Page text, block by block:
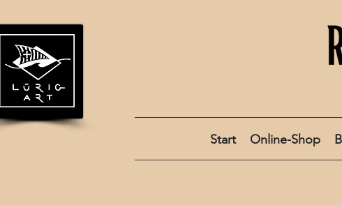
Start Online-Shop